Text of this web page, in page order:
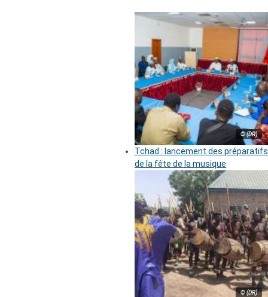
© (DR)
Tchad : lancement des préparatifs
de la fête de la musique
© (DR)